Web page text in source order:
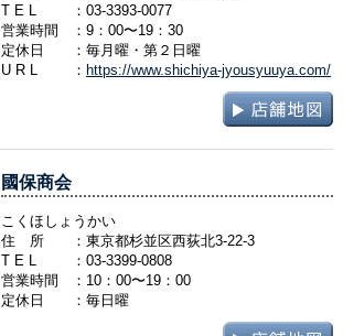
T E L
： 03-3393-0077
営業時間
：9：00〜19：30
定休日
：毎月曜・第２日曜
U R L
： https://www.shichiya-jyousyuuya.com/
國保商会
こくほしょうかい
住 所
：東京都杉並区西荻北3-22-3
T E L
： 03-3399-0808
営業時間
：10：00〜19：00
定休日
：毎日曜